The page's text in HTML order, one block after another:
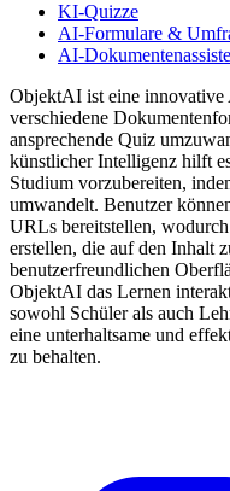
KI-Quizze
AI-Formulare &
AI-
ObjektAI ist eine
verschiedene
ansprechende Quiz
künstlicher Intelligenz hilft
Studium vorzubereiten,
umwandelt. Benutzer
URLs bereitstellen,
erstellen, die auf den Inhalt
benutzerfreundlichen
ObjektAI das Lernen
sowohl Schüler als auch
eine unterhaltsame und
zu behalten.